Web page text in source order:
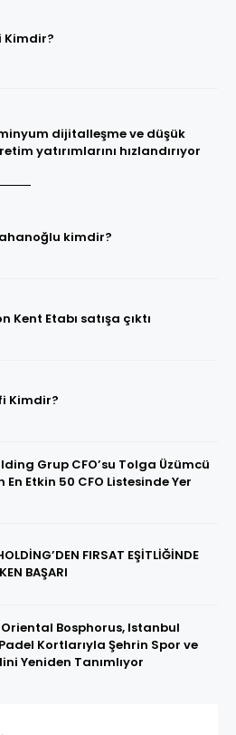
Kimdir?
dijitalleşme ve düşük
yatırımlarını hızlandırıyor
kimdir?
Kent Etabı satışa çıktı
Kimdir?
Grup CFO’su Tolga Üzümcü
En Etkin 50 CFO Listesinde Yer
FIRSAT EŞİTLİĞİNDE
BAŞARI
Bosphorus, Istanbul
Kortlarıyla Şehrin Spor ve
Yeniden Tanımlıyor